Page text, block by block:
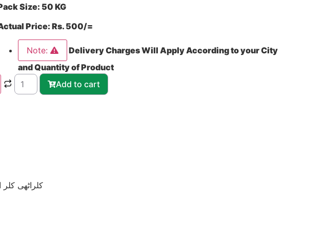
Size: 50 KG
Price: Rs. 500/=
Note:
Delivery Charges Will Apply According to your City
and Quantity of Product
Add to cart
کلراٹھی